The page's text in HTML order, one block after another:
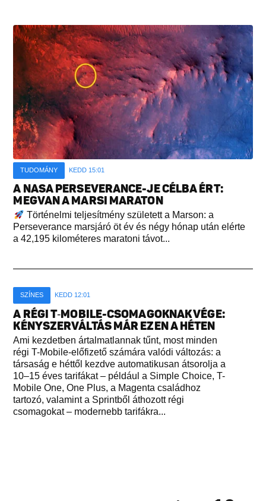
TUDOMÁNY KEDD 15:01
A NASA PERSEVERANCE-JE CÉLBA ÉRT:
MEGVAN A MARSI MARATON
Történelmi teljesítmény született a Marson: a
Perseverance marsjáró öt év és négy hónap után elérte
a 42,195 kilométeres maratoni távot...
SZÍNES KEDD 12:01
A RÉGI T‑MOBILE-CSOMAGOKNAK VÉGE:
KÉNYSZERVÁLTÁS MÁR EZEN A HÉTEN
Ami kezdetben ártalmatlannak tűnt, most minden
régi T-Mobile-előfizető számára valódi változás: a
társaság e héttől kezdve automatikusan átsorolja a
10–15 éves tarifákat – például a Simple Choice, T-
Mobile One, One Plus, a Magenta családhoz
tartozó, valamint a Sprintből áthozott régi
csomagokat – modernebb tarifákra...